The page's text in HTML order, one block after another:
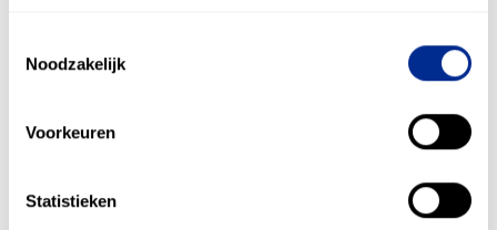
Noodzakelijk
Voorkeuren
Statistieken
Industries, als actieve partner van de HAN, heeft
een cruciale rol gespeeld in het bieden van een
binnen Technische Bedrijfskunde.
deze investering in kennis en ervaring een
begeleiding naar succesvolle toekomstige carrières.